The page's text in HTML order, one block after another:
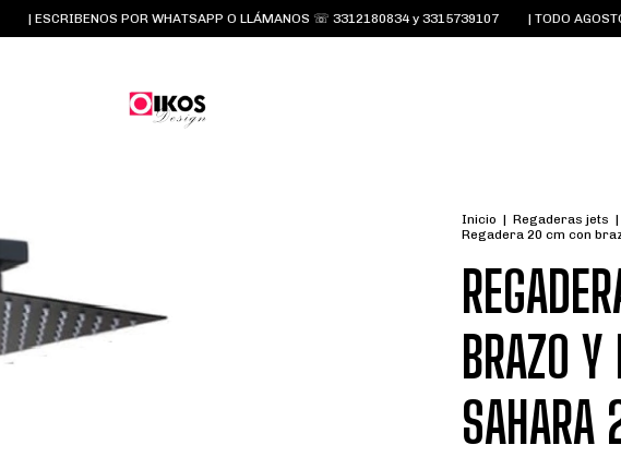
| ESCRIBENOS POR WHATSAPP O LLÁMANOS ☏ 3312180834 y 3315739107 | TODO AGOSTO
Inicio | Regaderas jets |
Regadera 20 cm con
BRAZO
SAHARA